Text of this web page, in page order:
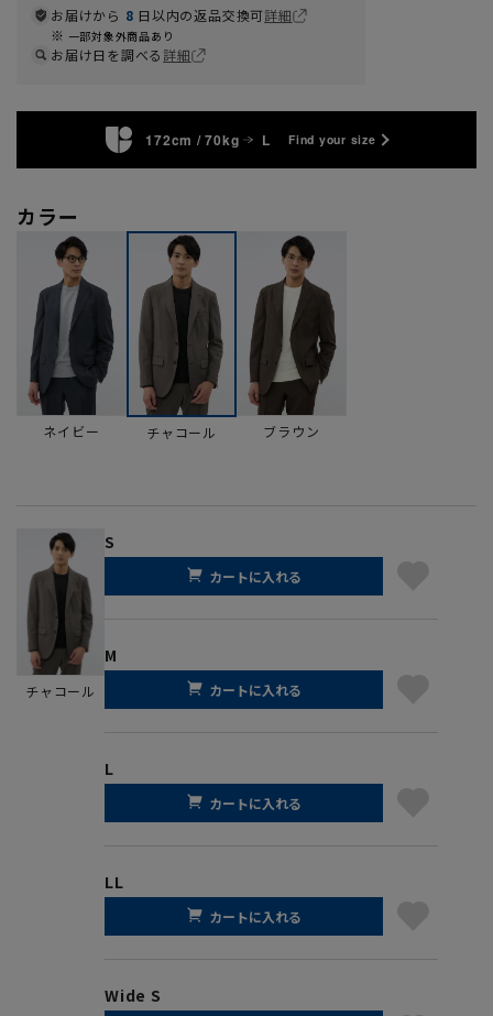
お届けから 8 日以内の返品交換可詳細
一部対象外商品あり
お届け日を調べる詳細
172cm / 70kg L Find your size
カラー
ネイビー チャコール ブラウン
チャコール
S
カートに入れる
M
カートに入れる
L
カートに入れる
LL
カートに入れる
Wide S